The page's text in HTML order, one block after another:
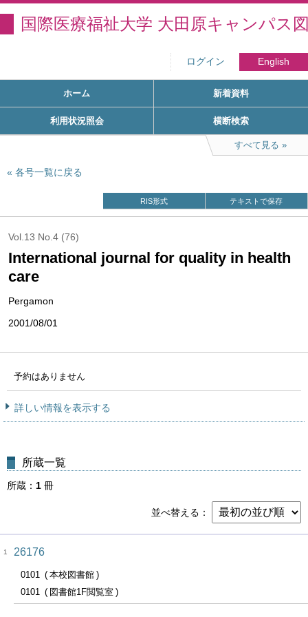
国際医療福祉大学 大田原キャンパス
ログイン English
ホーム 新着資料
利用状況照会 横断検索
すべて見る
各号一覧に戻る
RIS形式 テキストで保存
Vol.13 No.4 (76)
International journal for quality in health
care
Pergamon
2001/08/01
予約はありません
詳しい情報を表示する
所蔵一覧
所蔵 1 冊
並べ替える
1 26176
0101
本校図書館
0101
図書館1F閲覧室